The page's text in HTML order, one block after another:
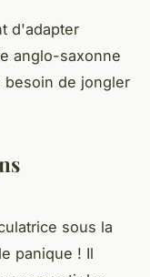
d'adapter
anglo-saxonne
besoin de jongler
sous la
panique ! Il